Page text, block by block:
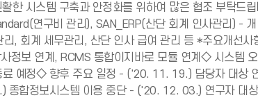
한 시스템 구축과 안정화를 위하여 많은 협조 부탁드
연구비 관리), SAN_ERP(산단 회계 인사관리) -
, 회계 세무관리, 산단 인사 급여 관리 등 *주요개선
정보 연계, RCMS 통합이지바로 모듈 연계◇ 시스템
예정◇ 향후 주요 일정 - ('20. 11. 19.) 담당자 대상
합정보시스템 이용 중단 - ('20. 12. 03.) 연구자 대상